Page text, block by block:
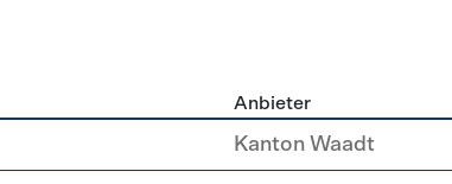
Anbieter
Kanton Waadt